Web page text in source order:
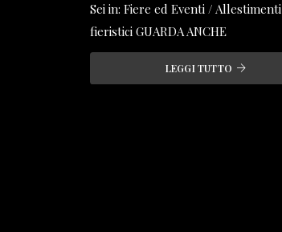
Sei in: Fiere ed Eventi / Allestimenti
fieristici GUARDA ANCHE
LEGGI TUTTO